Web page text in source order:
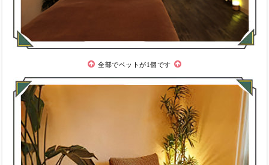
全部でベットが1個です